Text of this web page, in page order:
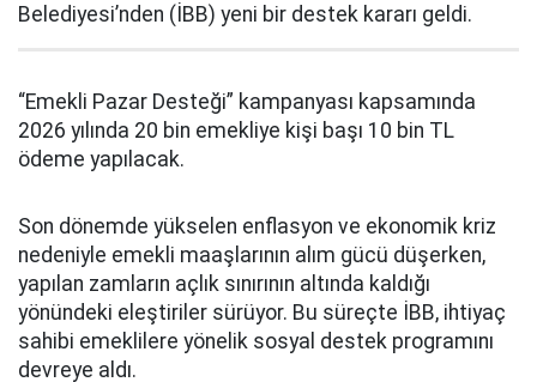
Belediyesi’nden (İBB) yeni bir destek kararı geldi.
“Emekli Pazar Desteği” kampanyası kapsamında
2026 yılında 20 bin emekliye kişi başı 10 bin TL
ödeme yapılacak.
Son dönemde yükselen enflasyon ve ekonomik kriz
nedeniyle emekli maaşlarının alım gücü düşerken,
yapılan zamların açlık sınırının altında kaldığı
yönündeki eleştiriler sürüyor. Bu süreçte İBB, ihtiyaç
sahibi emeklilere yönelik sosyal destek programını
devreye aldı.